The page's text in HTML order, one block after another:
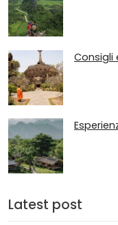
Consigli
Latest post